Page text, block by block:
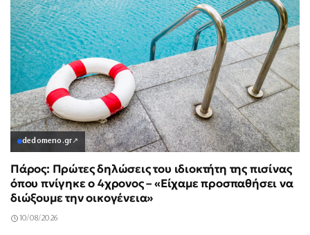
dedomeno.gr↗
Πάρος: Πρώτες δηλώσεις του ιδιοκτήτη της πισίνας
όπου πνίγηκε ο 4χρονος – «Είχαμε προσπαθήσει να
διώξουμε την οικογένεια»
10/08/2026